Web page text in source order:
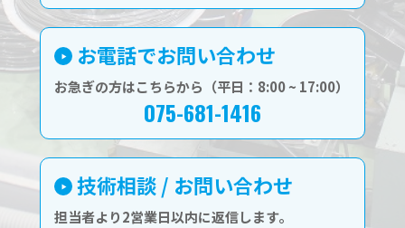
お電話でお問い合わせ
お急ぎの方はこちらから（平日：8:00 ~ 17:00）
075-681-1416
技術相談 / お問い合わせ
担当者より2営業日以内に返信します。